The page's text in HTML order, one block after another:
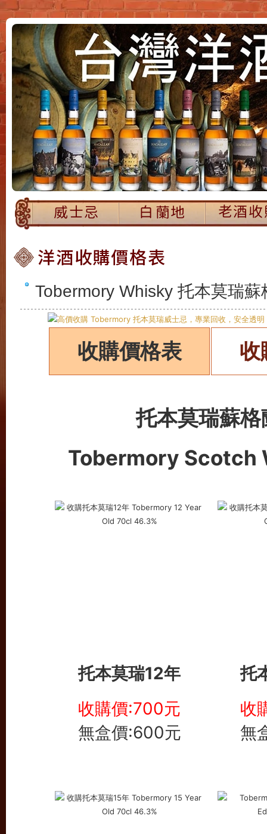
Tobermory Whisky 托本莫瑞
收購價格表 收
托本莫瑞蘇
Tobermory
托本莫瑞12年
托
收購價:700元
無盒價:600元
收
無